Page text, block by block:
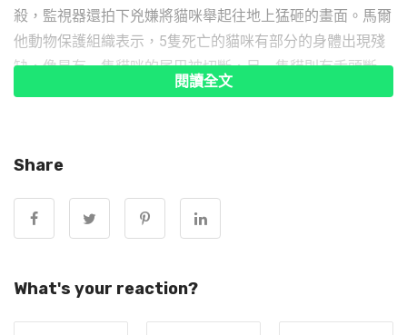
殺，監視器還拍下兇嫌將貓咪舉起往地上猛砸的畫面。馬爾
他動物保護組織表示，5隻死亡的貓咪有部分的身體出現殘
缺，像是有一隻貓咪的尾巴被切斷，另一隻貓則有舌頭斷
裂。
引誘貓咪的31歲日籍男子，對方起初不願配合還動手打傷員
男子就是連續殺害流浪貓的兇手，並在對方住處找到他被監
視器拍到行兇時所穿的衣服及手套。
日男出庭時也坦承折磨、殺死了這些貓咪。檢方還透露，男
嫌在偵訊時，表現出極為厭惡貓咪的態度，還說「貓咪就像
閱讀全文
Share
What's your reaction?